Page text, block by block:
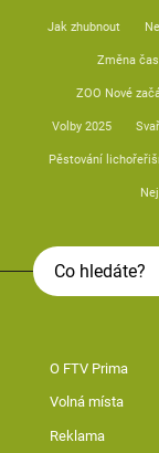
Jak zhubnout
Změna
ZOO Nové
Volby 2025
Pěstování
O FTV Prima
Volná místa
Reklama